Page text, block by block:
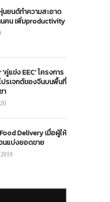
นยนต์ทำความสะอาด
คน เพิ่มproductivity
คู่แข่ง EEC’ โครงการ
ปรเจกต์ของจีนบนพื้นที่
า
Delivery เมื่อผู้ให้
นแบ่งยอดขาย